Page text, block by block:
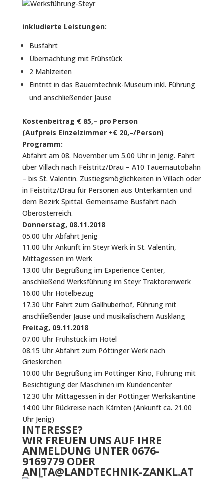
inkludierte Leistungen:
Busfahrt
Übernachtung mit Frühstück
2 Mahlzeiten
Eintritt in das Bauerntechnik-Museum inkl. Führung
und anschließender Jause
Kostenbeitrag € 85,– pro Person
(Aufpreis Einzelzimmer +€ 20,–/Person)
Programm:
Abfahrt am 08. November um 5.00 Uhr in Jenig. Fahrt
über Villach nach Feistritz/Drau – A10 Tauernautobahn
– bis St. Valentin. Zustiegsmöglichkeiten in Villach oder
in Feistritz/Drau für Personen aus Unterkärnten und
dem Bezirk Spittal. Gemeinsame Busfahrt nach
Oberösterreich.
Donnerstag, 08.11.2018
05.00 Uhr Abfahrt Jenig
11.00 Uhr Ankunft im Steyr Werk in St. Valentin,
Mittagessen im Werk
13.00 Uhr Begrüßung im Experience Center,
anschließend Werksführung im Steyr Traktorenwerk
16.00 Uhr Hotelbezug
17.30 Uhr Fahrt zum Gallhuberhof, Führung mit
anschließender Jause und musikalischem Ausklang
Freitag, 09.11.2018
07.00 Uhr Frühstück im Hotel
08.15 Uhr Abfahrt zum Pöttinger Werk nach
Grieskirchen
10.00 Uhr Begrüßung im Pöttinger Kino, Führung mit
Besichtigung der Maschinen im Kundencenter
12.30 Uhr Mittagessen in der Pöttinger Werkskantine
14:00 Uhr Rückreise nach Kärnten (Ankunft ca. 21.00
Uhr Jenig)
INTERESSE?
WIR FREUEN UNS AUF IHRE
ANMELDUNG UNTER 0676-
9169779 ODER
ANITA@LANDTECHNIK-ZANKL.AT